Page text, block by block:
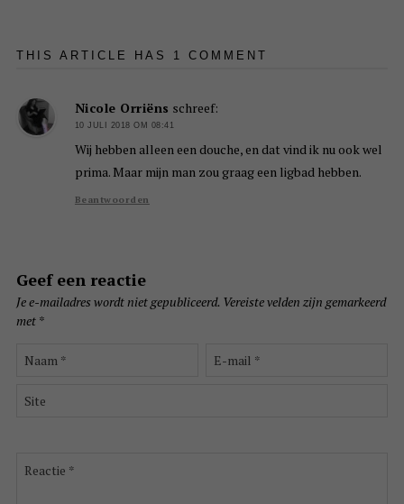
THIS ARTICLE HAS 1 COMMENT
Nicole Orriëns schreef:
10 JULI 2018 OM 08:41
Wij hebben alleen een douche, en dat vind ik nu ook wel
prima. Maar mijn man zou graag een ligbad hebben.
Beantwoorden
Geef een reactie
Je e-mailadres wordt niet gepubliceerd. Vereiste velden zijn gemarkeerd
met *